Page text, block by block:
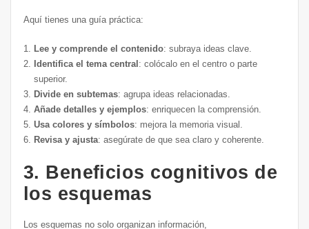
Aquí tienes una guía práctica:
Lee y comprende el contenido: subraya ideas clave.
Identifica el tema central : colócalo en el centro o parte
superior.
Divide en subtemas: agrupa ideas relacionadas.
Añade detalles y ejemplos: enriquecen la comprensión.
Usa colores y símbolos: mejora la memoria visual.
Revisa y ajusta: asegúrate de que sea claro y coherente.
3. Beneficios cognitivos de
los esquemas
Los esquemas no solo organizan información,